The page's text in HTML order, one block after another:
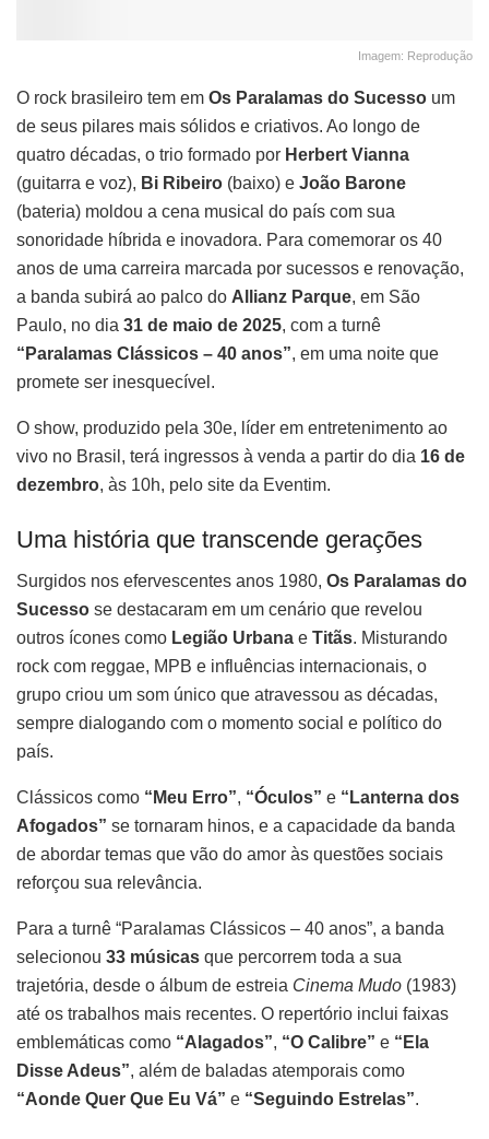
Imagem: Reprodução
O rock brasileiro tem em Os Paralamas do Sucesso um
de seus pilares mais sólidos e criativos. Ao longo de
quatro décadas, o trio formado por Herbert Vianna
(guitarra e voz), Bi Ribeiro (baixo) e João Barone
(bateria) moldou a cena musical do país com sua
sonoridade híbrida e inovadora. Para comemorar os 40
anos de uma carreira marcada por sucessos e renovação,
a banda subirá ao palco do Allianz Parque, em São
Paulo, no dia 31 de maio de 2025, com a turnê
“Paralamas Clássicos – 40 anos”, em uma noite que
promete ser inesquecível.
O show, produzido pela 30e, líder em entretenimento ao
vivo no Brasil, terá ingressos à venda a partir do dia 16 de
dezembro, às 10h, pelo site da Eventim.
Uma história que transcende gerações
Surgidos nos efervescentes anos 1980, Os Paralamas do
Sucesso se destacaram em um cenário que revelou
outros ícones como Legião Urbana e Titãs. Misturando
rock com reggae, MPB e influências internacionais, o
grupo criou um som único que atravessou as décadas,
sempre dialogando com o momento social e político do
país.
Clássicos como “Meu Erro”, “Óculos” e “Lanterna dos
Afogados” se tornaram hinos, e a capacidade da banda
de abordar temas que vão do amor às questões sociais
reforçou sua relevância.
Para a turnê “Paralamas Clássicos – 40 anos”, a banda
selecionou 33 músicas que percorrem toda a sua
trajetória, desde o álbum de estreia Cinema Mudo (1983)
até os trabalhos mais recentes. O repertório inclui faixas
emblemáticas como “Alagados”, “O Calibre” e “Ela
Disse Adeus”, além de baladas atemporais como
“Aonde Quer Que Eu Vá” e “Seguindo Estrelas”.